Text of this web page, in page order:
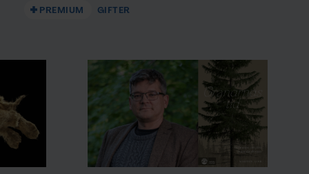
PREMIUM GIFTER